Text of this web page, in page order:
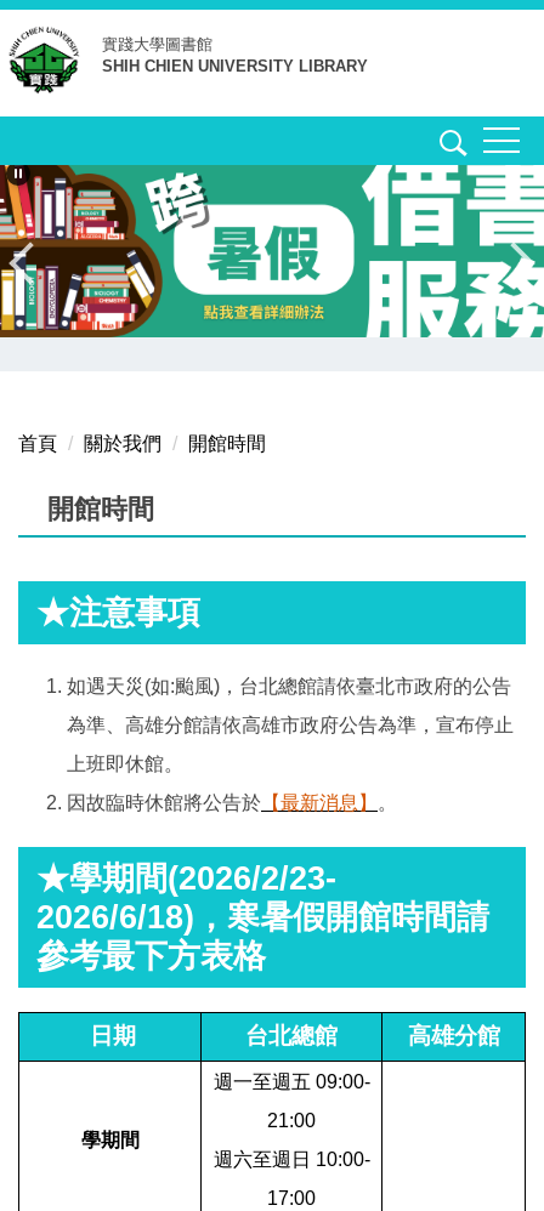
跳
到
主
要
容
區
實踐大學圖書館
SHIH CHIEN UNIVERSITY LIBRARY
首頁 關於我們 開館時間
開館時間
★注意事項
如遇天災(如:颱風)，台北總館請依臺北市政府的公告
為準、高雄分館請依高雄市政府公告為準，宣布停止
上班即休館。
因故臨時休館將公告於 【最新消息】 。
★學期間(2026/2/23-
2026/6/18)，寒暑假開館時間請
參考最下方表格
日期 台北總館 高雄分館
學期間
週一至週五 09:00-
21:00
週六至週日 10:00-
17:00